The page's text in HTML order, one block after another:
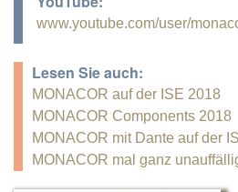
www.youtube.com/user/
Lesen Sie auch:
MONACOR auf der ISE 2018
MONACOR Components 2018
MONACOR mit Dante auf der
MONACOR mal ganz